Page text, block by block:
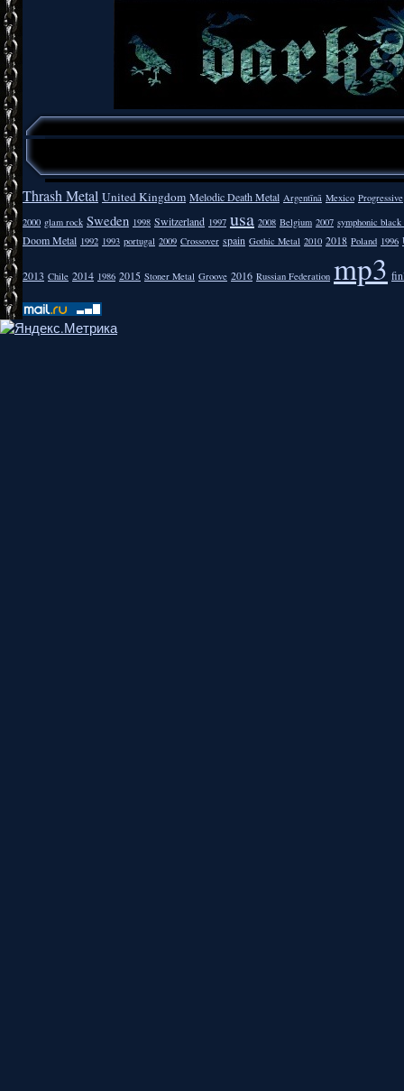
Thrash Metal United Kingdom Melodic Death Metal Argentīnā Mexico Progressive
2000 glam rock Sweden 1998 Switzerland 1997 usa 2008 Belgium 2007 symphonic
Doom Metal 1992 1993 portugal 2009 Crossover spain Gothic Metal 2010 2018 Poland 1996
2013 Chile 2014 1986 2015 Stoner Metal Groove 2016 Russian Federation mp3